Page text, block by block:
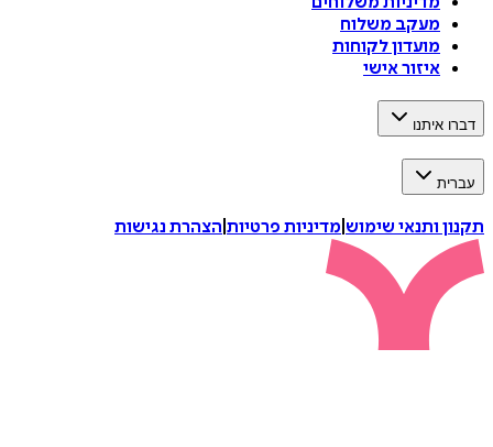
מעקב משלוח
מועדון לקוחות
איזור אישי
דברו איתנו
עברית
תקנון ותנאי שימוש מדיניות פרטיות הצהרת נגישות